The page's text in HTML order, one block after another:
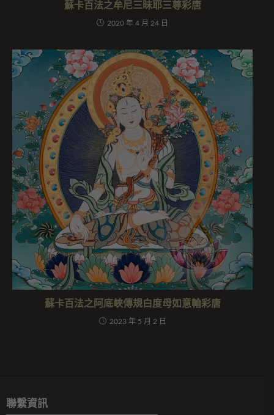
蘇卡百法之牟尼三昧耶三尊彩唐
2020 年 4 月 24 日
蘇卡百法之阿底峽傳規白度母如意輪彩唐
2023 年 5 月 2 日
聯繫資訊